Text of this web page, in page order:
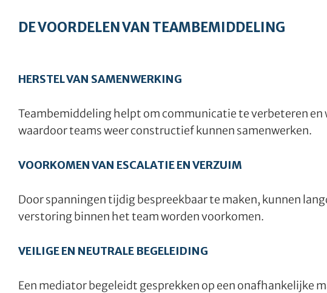
DE VOORDELEN VAN TEAMBEMIDDELING
HERSTEL VAN SAMENWERKING
Teambemiddeling helpt om communicatie te verbeteren en
waardoor teams weer constructief kunnen samenwerken.
VOORKOMEN VAN ESCALATIE EN VERZUIM
Door spanningen tijdig bespreekbaar te maken, kunnen
verstoring binnen het team worden voorkomen.
VEILIGE EN NEUTRALE BEGELEIDING
Een mediator begeleidt gesprekken op een onafhankelijke